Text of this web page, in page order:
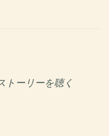
トーリーを聴く